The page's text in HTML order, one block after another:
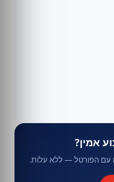
אמין?
עם הפורטל — ללא עלות.